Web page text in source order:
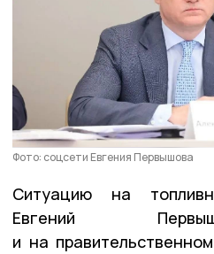
Фото: соцсети Евгения Первышова
Ситуацию на
Евгений
и на